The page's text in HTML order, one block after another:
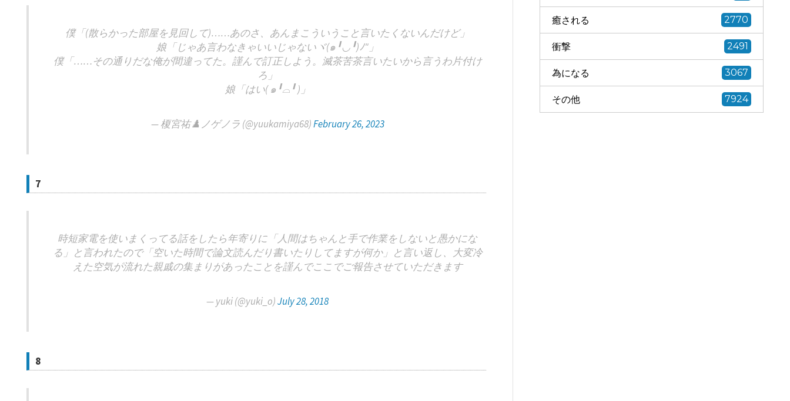
僕「(散らかった部屋を見回して)……あのさ、あんまこういうこと言いたくないんだけど」
娘「じゃあ言わなきゃいいじゃないヾ(๑╹◡╹)ﾉ"」
僕「……その通りだな俺が間違ってた。謹んで訂正しよう。滅茶苦茶言いたいから言うわ片付け
ろ」
娘「はい( ๑╹⌓╹ )」
— 榎宮祐♟️ノゲノラ (@yuukamiya68)February 26, 2023
7
時短家電を使いまくってる話をしたら年寄りに「人間はちゃんと手で作業をしないと愚かにな
る」と言われたので「空いた時間で論文読んだり書いたりしてますが何か」と言い返し、大変冷
えた空気が流れた親戚の集まりがあったことを謹んでここでご報告させていただきます
— yuki (@yuki_o)July 28, 2018
8
癒される 2770
衝撃 2491
為になる 3067
その他 7924